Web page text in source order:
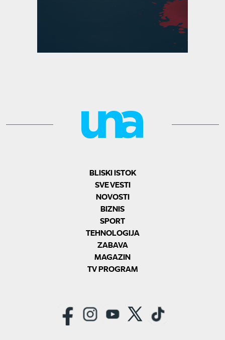
BLISKI ISTOK
SVE VESTI
NOVOSTI
BIZNIS
SPORT
TEHNOLOGIJA
ZABAVA
MAGAZIN
TV PROGRAM